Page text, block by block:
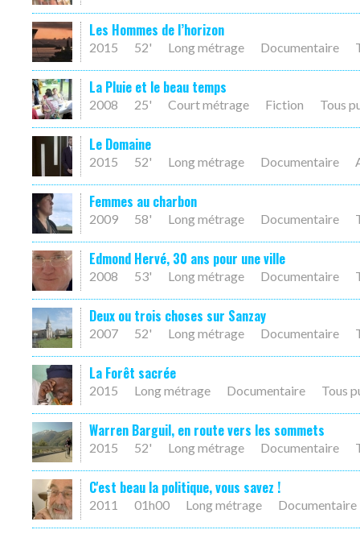
Les Hommes de l’horizon
2015 52' Long métrage Documentaire
La Pluie et le beau temps
2008 25' Court métrage Fiction Tous
Le Domaine
2015 52' Long métrage Documentaire
Femmes au charbon
2009 58' Long métrage Documentaire
Edmond Hervé, 30 ans pour une ville
2008 53' Long métrage Documentaire
Deux ou trois choses sur Sanzay
2007 52' Long métrage Documentaire
La Forêt sacrée
2015 Long métrage Documentaire Tous
Warren Barguil, en route vers les sommets
2015 52' Long métrage Documentaire
C'est beau la politique, vous savez !
2011 01h00 Long métrage Documentaire